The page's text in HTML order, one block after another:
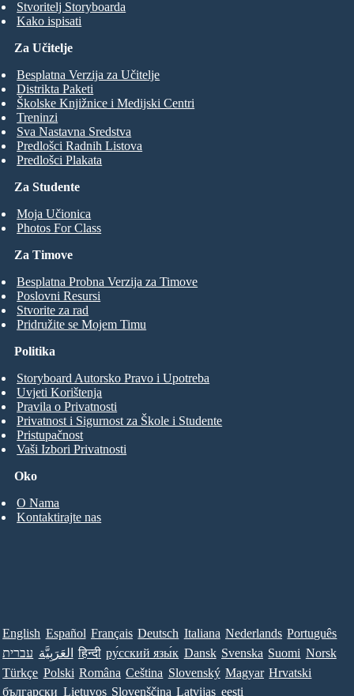
Stvoritelj Storyboarda
Kako ispisati
Za Studente
Moja Učionica
Photos For Class
Za Učitelje
Besplatna Verzija za Učitelje
Distrikta Paketi
Školske Knjižnice i Medijski Centri
Treninzi
Sva Nastavna Sredstva
Predlošci Radnih Listova
Predlošci Plakata
Za Timove
Besplatna Probna Verzija za Timove
Poslovni Resursi
Stvorite za rad
Pridružite se Mojem Timu
Oko
O Nama
Kontaktirajte nas
Politika
Storyboard Autorsko Pravo i Upotreba
Uvjeti Korištenja
Pravila o Privatnosti
Privatnost i Sigurnost za Škole i Studente
Pristupačnost
Vaši Izbori Privatnosti
English Español Français Deutsch Italiana Nederlands Português
עברית العَرَبِيَّة हिन्दी ру́сский язы́к Dansk Svenska Suomi Norsk
Türkçe Polski Româna Ceština Slovenský Magyar Hrvatski
български Lietuvos Slovenščina Latvijas eesti